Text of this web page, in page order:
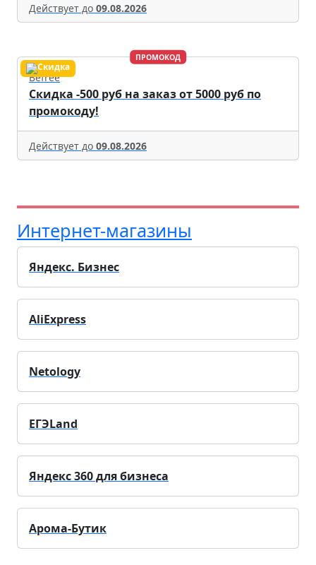
Действует до 09.08.2026
ПРОМОКОД
Befree
Скидка -500 руб на заказ от 5000 руб по
промокоду!
Действует до 09.08.2026
Интернет-магазины
Яндекс. Бизнес
AliExpress
Netology
ЕГЭLand
Яндекс 360 для бизнеса
Арома-Бутик